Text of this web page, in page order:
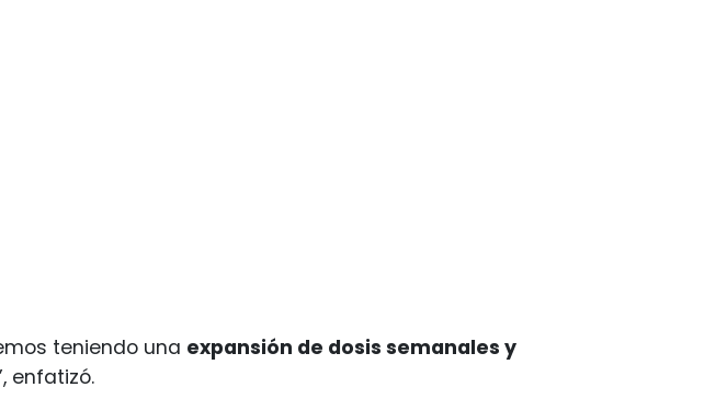
teniendo una expansión de dosis semanales y
enfatizó.